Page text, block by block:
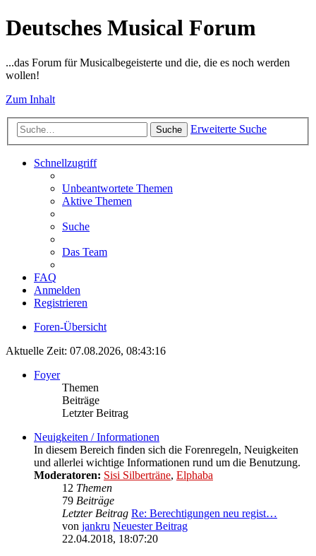
Deutsches Musical Forum
...das Forum für Musicalbegeisterte und die, die es noch werden
wollen!
Zum Inhalt
Suche Erweiterte Suche
Schnellzugriff
Unbeantwortete Themen
Aktive Themen
Suche
Das Team
FAQ
Anmelden
Registrieren
Foren-Übersicht
Aktuelle Zeit: 07.08.2026, 08:43:16
Foyer
Themen
Beiträge
Letzter Beitrag
Neuigkeiten / Informationen
In diesem Bereich finden sich die Forenregeln, Neuigkeiten
und allerlei wichtige Informationen rund um die Benutzung.
Moderatoren: Sisi Silberträne, Elphaba
12 Themen
79 Beiträge
Letzter Beitrag Re: Berechtigungen neu regist…
von jankru Neuester Beitrag
22.04.2018, 18:07:20